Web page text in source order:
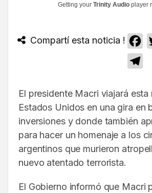
Getting your Trinity Audio player
Compartí esta noticia !
El presidente Macri viajará esta
Estados Unidos en una gira en
inversiones y donde también
para hacer un homenaje a los
argentinos que murieron
nuevo atentado terrorista.
El Gobierno informó que Macri